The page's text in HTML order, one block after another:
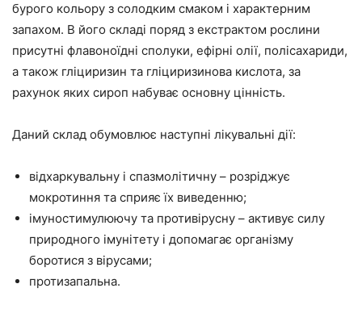
бурого кольору з солодким смаком і характерним
запахом. В його складі поряд з екстрактом рослини
присутні флавоноїдні сполуки, ефірні олії, полісахариди,
а також гліциризин та гліциризинова кислота, за
рахунок яких сироп набуває основну цінність.
Даний склад обумовлює наступні лікувальні дії:
відхаркувальну і спазмолітичну – розріджує
мокротиння та сприяє їх виведенню;
імуностимулюючу та противірусну – активує силу
природного імунітету і допомагає організму
боротися з вірусами;
протизапальна.